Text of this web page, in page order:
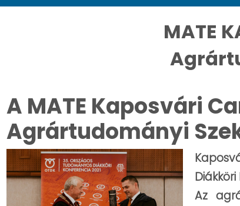
MATE
A MATE Kaposvári
Agrártudományi
Az